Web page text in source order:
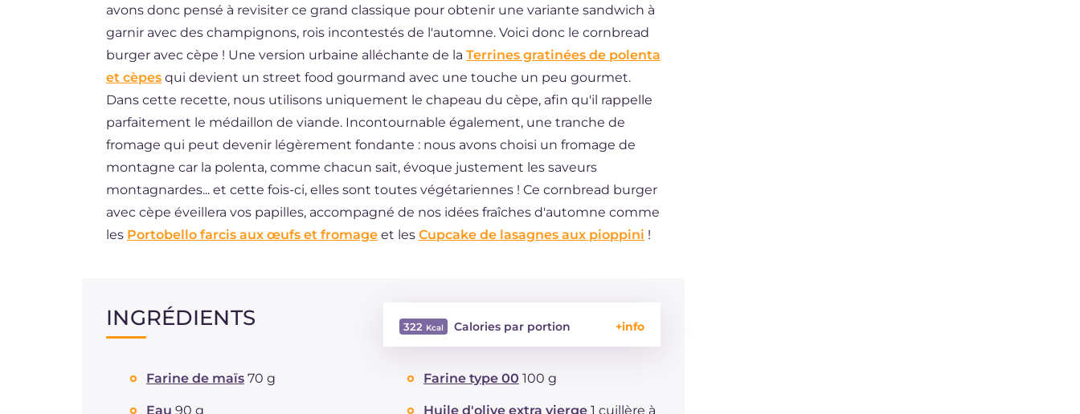
BR
NL
avons donc pensé à revisiter ce grand classique pour obtenir une variante sandwich à
garnir avec des champignons, rois incontestés de l'automne. Voici donc le cornbread
burger avec cèpe ! Une version urbaine alléchante de la Terrines gratinées de polenta
et cèpes qui devient un street food gourmand avec une touche un peu gourmet.
Dans cette recette, nous utilisons uniquement le chapeau du cèpe, afin qu'il rappelle
parfaitement le médaillon de viande. Incontournable également, une tranche de
fromage qui peut devenir légèrement fondante : nous avons choisi un fromage de
montagne car la polenta, comme chacun sait, évoque justement les saveurs
montagnardes... et cette fois-ci, elles sont toutes végétariennes ! Ce cornbread burger
avec cèpe éveillera vos papilles, accompagné de nos idées fraîches d'automne comme
les Portobello farcis aux œufs et fromage et les Cupcake de lasagnes aux pioppini !
INGRÉDIENTS 322 Calories par portion
Glucides
Farine de maïs 70 g Farine type 00 100 g
Eau 90 g Huile d'olive extra vierge 1 cuillère à